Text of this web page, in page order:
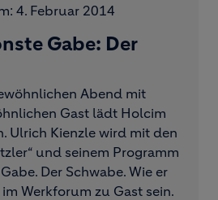
4. Februar 2014
Gabe: Der
Abend mit
Gast lädt Holcim
Ulrich Kienzle wird mit den
und seinem Programm
Der Schwabe. Wie er
Werkforum zu Gast sein.